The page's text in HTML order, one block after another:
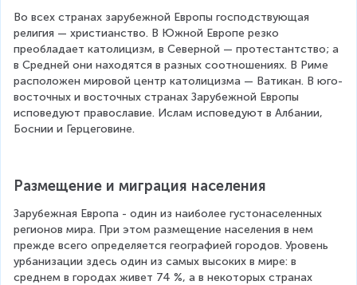
Во всех странах зарубежной Европы господствующая
религия — христианство. В Южной Европе резко
преобладает католицизм, в Северной — протестантство; а
в Средней они находятся в разных соотношениях. В Риме
расположен мировой центр католицизма — Ватикан. В юго-
восточных и восточных странах Зарубежной Европы
исповедуют православие. Ислам исповедуют в Албании,
Боснии и Герцеговине.
Размещение и миграция населения
Зарубежная Европа - один из наиболее густонаселенных
регионов мира. При этом размещение населения в нем
прежде всего определяется географией городов. Уровень
урбанизации здесь один из самых высоких в мире: в
среднем в городах живет 74 %, а в некоторых странах